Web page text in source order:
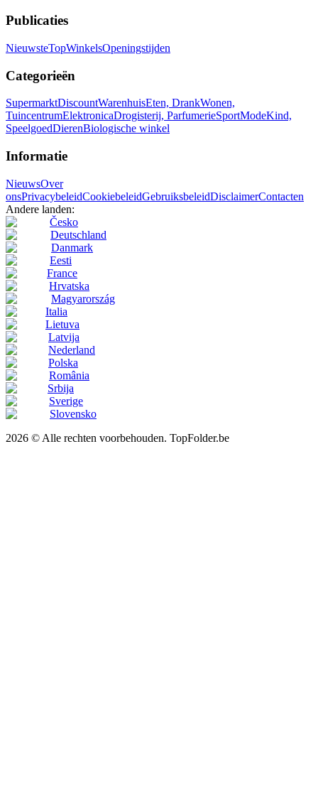
Publicaties
NieuwsteTopWinkelsOpeningstijden
Categorieën
SupermarktDiscountWarenhuisEten, DrankWonen,
TuincentrumElektronicaDrogisterij, ParfumerieSportModeKind,
SpeelgoedDierenBiologische winkel
Informatie
NieuwsOver
onsPrivacybeleidCookiebeleidGebruiksbeleidDisclaimerContacten
Andere landen:
Česko
Deutschland
Danmark
Eesti
France
Hrvatska
Magyarország
Italia
Lietuva
Latvija
Nederland
Polska
România
Srbija
Sverige
Slovensko
2026 © Alle rechten voorbehouden. TopFolder.be